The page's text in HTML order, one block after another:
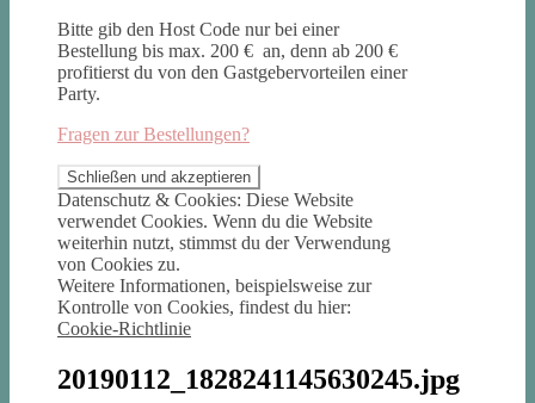
Bitte gib den Host Code nur bei einer
Bestellung bis max. 200 € an, denn ab 200 €
profitierst du von den Gastgebervorteilen einer
Party.
Fragen zur Bestellungen?
Datenschutz & Cookies: Diese Website
verwendet Cookies. Wenn du die Website
weiterhin nutzt, stimmst du der Verwendung
von Cookies zu.
Weitere Informationen, beispielsweise zur
Kontrolle von Cookies, findest du hier:
Cookie-Richtlinie
20190112_1828241145630245.jpg